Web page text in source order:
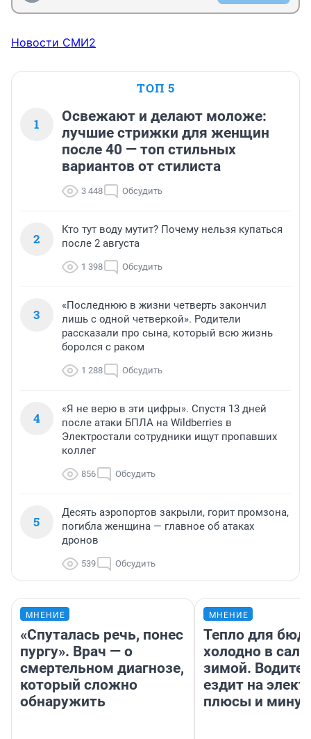
Новости СМИ2
ТОП 5
1
Освежают и делают моложе:
лучшие стрижки для женщин
после 40 — топ стильных
вариантов от стилиста
3 448 Обсудить
2
Кто тут воду мутит? Почему нельзя купаться
после 2 августа
1 398 Обсудить
3
«Последнюю в жизни четверть закончил
лишь с одной четверкой». Родители
рассказали про сына, который всю жизнь
боролся с раком
1 288 Обсудить
4
«Я не верю в эти цифры». Спустя 13 дней
после атаки БПЛА на Wildberries в
Электростали сотрудники ищут пропавших
коллег
856 Обсудить
5
Десять аэропортов закрыли, горит промзона,
погибла женщина — главное об атаках
дронов
539 Обсудить
МНЕНИЕ
«Спуталась речь, понес
пургу». Врач — о
смертельном диагнозе,
который сложно
обнаружить
МНЕНИЕ
Тепло для
холодно в
зимой.
ездит на
плюсы и